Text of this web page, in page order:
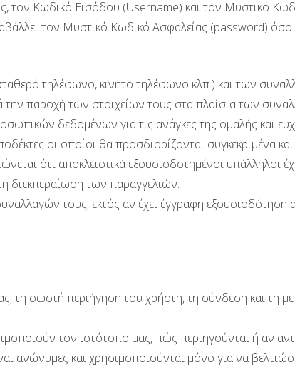
τον Kωδικό Εισόδου (Username) και τον Μυστικό
τον Μυστικό Κωδικό Ασφαλείας (password) όσο
τηλέφωνο, κινητό τηλέφωνο κλπ.) και των
παροχή των στοιχείων τους στα πλαίσια των
δεδομένων για τις ανάγκες της ομαλής και
οι οποίοι θα προσδιορίζονται συγκεκριμένα και
ότι αποκλειστικά εξουσιοδοτημένοι υπάλληλοι
διεκπεραίωση των παραγγελιών.
τους, εκτός αν έχει έγγραφη εξουσιοδότηση
τη σωστή περιήγηση του χρήστη, τη σύνδεση και τη
τον ιστότοπο μας, πώς περιηγούνται ή αν
ανώνυμες και χρησιμοποιούνται μόνο για να